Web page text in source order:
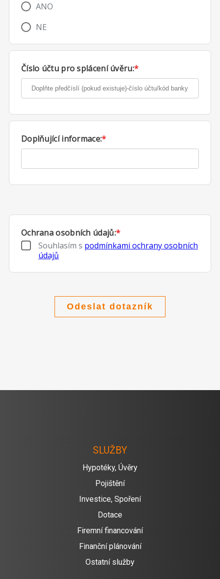
ANO
NE
Číslo účtu pro splácení úvěru:*
Doplňující informace:*
Ochrana osobních údajů:*
Souhlasím s podmínkami ochrany osobních
údajů
SLUŽBY
Hypotéky, Úvěry
Pojištění
Investice, Spoření
Dotace
Firemní financování
Finanční plánování
Ostatní služby